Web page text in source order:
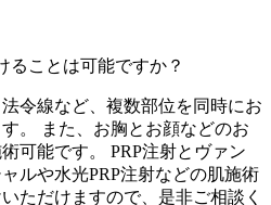
ることは可能ですか？
令線など、複数部位を同時にお
。 また、お胸とお顔などのお
可能です。 PRP注射とヴァン
ルや水光PRP注射などの肌施術
ただけますので、是非ご相談く